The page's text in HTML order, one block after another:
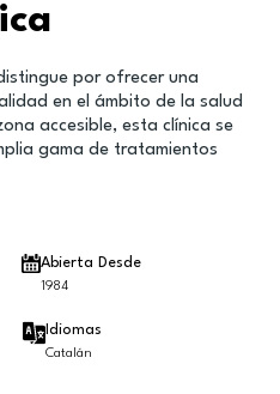
por ofrecer una
en el ámbito de la salud
accesible, esta clínica se
gama de tratamientos
Abierta Desde
1984
Idiomas
Catalán